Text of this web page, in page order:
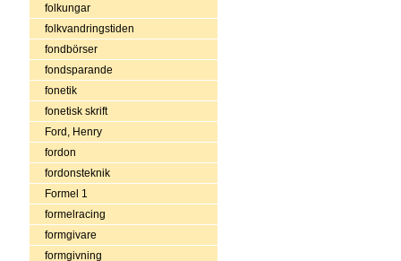
folkungar
folkvandringstiden
fondbörser
fondsparande
fonetik
fonetisk skrift
Ford, Henry
fordon
fordonsteknik
Formel 1
formelracing
formgivare
formgivning